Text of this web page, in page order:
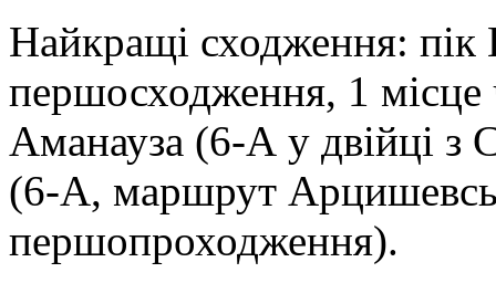
Найкращі сходження: пік
першосходження, 1
Аманауза (6-А у двійці
(6-А, маршрут
першопроходження).